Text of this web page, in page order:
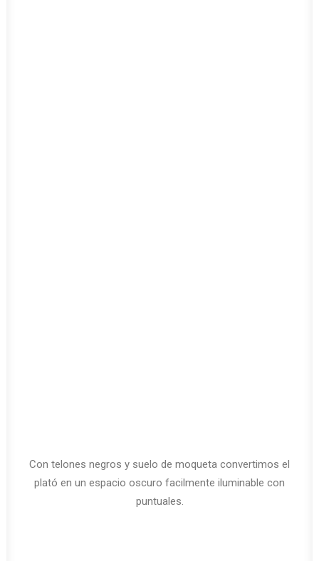
Con telones negros y suelo de moqueta convertimos el
plató en un espacio oscuro facilmente iluminable con
puntuales.